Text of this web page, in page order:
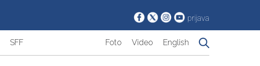
prijava
SFF Foto Video English